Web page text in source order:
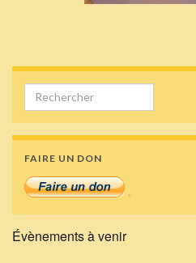
Search for:
FAIRE UN DON
Évènements à venir